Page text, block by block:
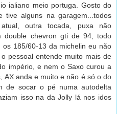
ialiano meio portuga. Gosto do
tive alguns na garagem...todos
outra tocada, puxa não
double chevron gti de 94, todo
185/60-13 da michelin eu não
pessoal entende muito mais de
império, e nem o Saxo curou a
AX anda e muito e não é só o do
de socar o pé numa autodelta
isso na da Jolly lá nos idos